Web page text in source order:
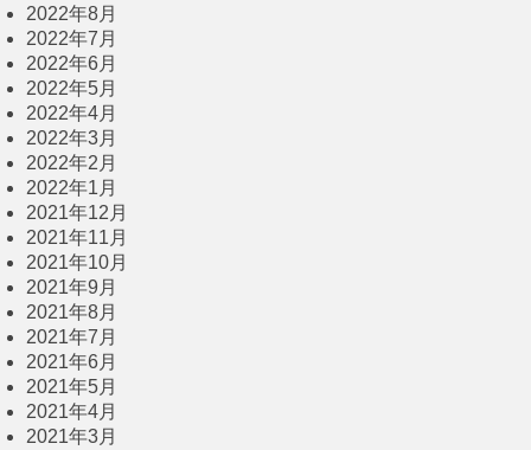
2022年8月
2022年7月
2022年6月
2022年5月
2022年4月
2022年3月
2022年2月
2022年1月
2021年12月
2021年11月
2021年10月
2021年9月
2021年8月
2021年7月
2021年6月
2021年5月
2021年4月
2021年3月